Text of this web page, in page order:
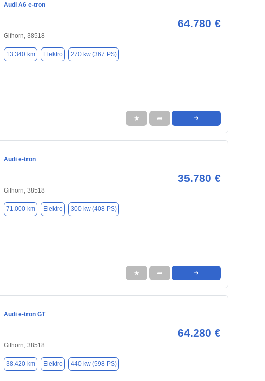
Audi A6 e-tron
64.780 €
Gifhorn, 38518
13.340 km Elektro 270 kw (367 PS)
★ ➦ ➜
Audi e-tron
35.780 €
Gifhorn, 38518
71.000 km Elektro 300 kw (408 PS)
★ ➦ ➜
Audi e-tron GT
64.280 €
Gifhorn, 38518
38.420 km Elektro 440 kw (598 PS)